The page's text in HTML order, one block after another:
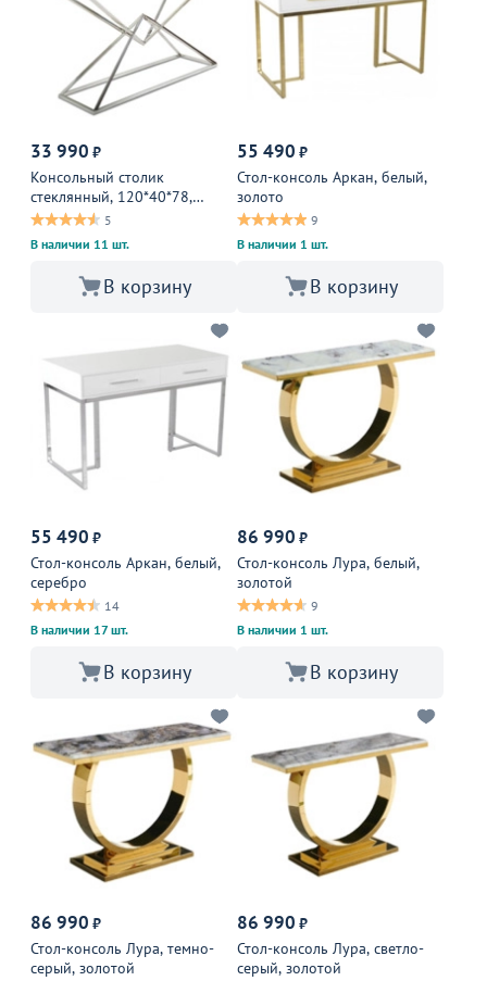
33 990 ₽
Консольный столик
стеклянный, 120*40*78,
нержавеющая сталь, хром
5
В наличии 11 шт.
В корзину
55 490 ₽
Стол-консоль Аркан, белый,
золото
9
В наличии 1 шт.
В корзину
55 490 ₽
Стол-консоль Аркан, белый,
серебро
14
В наличии 17 шт.
В корзину
86 990 ₽
Стол-консоль Лура, белый,
золотой
9
В наличии 1 шт.
В корзину
86 990 ₽
Стол-консоль Лура, темно-
серый, золотой
86 990 ₽
Стол-консоль Лура, светло-
серый, золотой